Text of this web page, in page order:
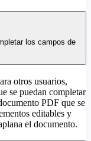
los campos de
otros usuarios,
se puedan completar
PDF que se
editables y
el documento.